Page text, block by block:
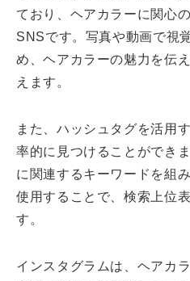
ており、ヘアカラーに関心
SNSです。写真や動画で視
め、ヘアカラーの魅力を伝
えます。
また、ハッシュタグを活用
率的に見つけることができ
に関連するキーワードを組
使用することで、検索上位
す。
インスタグラムは、ヘアカ